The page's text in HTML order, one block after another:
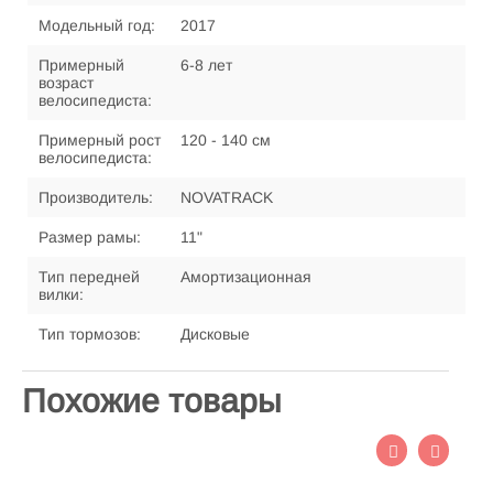
Модельный год: 2017
Примерный
возраст
велосипедиста:
6-8 лет
Примерный рост
велосипедиста:
120 - 140 см
Производитель: NOVATRACK
Размер рамы: 11"
Тип передней
вилки:
Амортизационная
Тип тормозов: Дисковые
Похожие товары